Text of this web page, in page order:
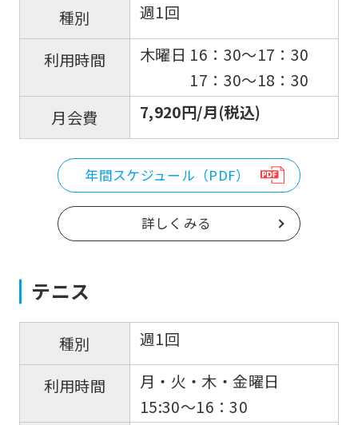
種別 週1回
利用時間
木曜日 16：30〜17：30
17：30〜18：30
月会費
7,920円/月(税込)
年間スケジュール（PDF）
詳しくみる
テニス
種別 週1回
利用時間
月・火・木・金曜日
15:30〜16：30